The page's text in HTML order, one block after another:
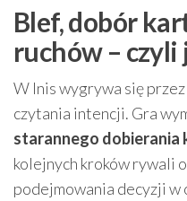
Blef, dobór
ruchów – czyli
W Inis wygrywa się
czytania intencji. Gra
starannego dobierania
kolejnych kroków rywali
podejmowania decyzji w